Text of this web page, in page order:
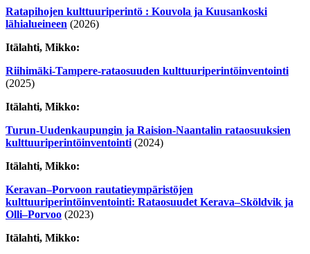
Ratapihojen kulttuuriperintö : Kouvola ja Kuusankoski
lähialueineen (2026)
Itälahti, Mikko:
Riihimäki-Tampere-rataosuuden kulttuuriperintöinventointi
(2025)
Itälahti, Mikko:
Turun-Uudenkaupungin ja Raision-Naantalin rataosuuksien
kulttuuriperintöinventointi (2024)
Itälahti, Mikko:
Keravan–Porvoon rautatieympäristöjen
kulttuuriperintöinventointi: Rataosuudet Kerava–Sköldvik ja
Olli–Porvoo (2023)
Itälahti, Mikko: